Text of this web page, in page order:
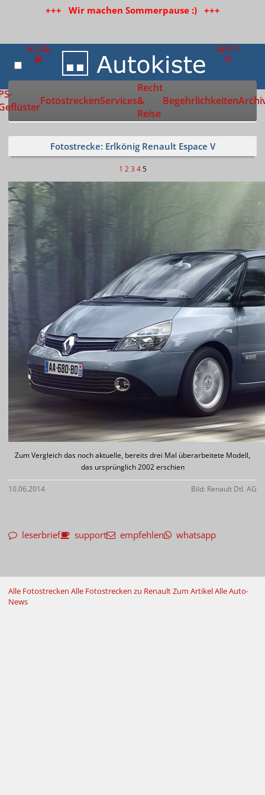
+++ Wir machen Sommerpause :) +++
Zur Startseite
FotostreckenServices
Recht
&
Reise
Begehrlichkeiten
Fotostrecke: Erlkönig Renault Espace V
1 2 3 4 5
Zum Vergleich das noch aktuelle, bereits drei Mal überarbeitete Modell,
das ursprünglich 2002 erschien
10.06.2014 Bild: Renault Dtl. AG
leserbrief support empfehlen whatsapp
Alle Fotostrecken Alle Fotostrecken zu RenaultZum ArtikelAlle Auto-
News